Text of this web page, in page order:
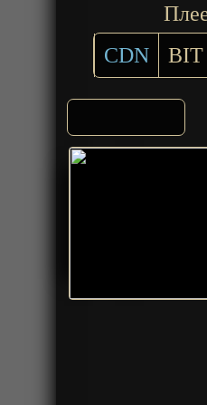
CDN
BIT